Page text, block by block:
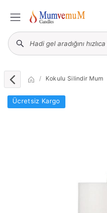
Kokulu Silindir Mum
Ücretsiz Kargo